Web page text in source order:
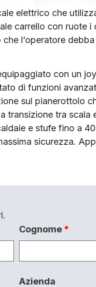
elettrico che
carrello con ruote i
l’operatore
con un
di funzioni
sul pianerottolo
transizione tra
e stufe fino a
sicurezza.
Cognome *
Azienda